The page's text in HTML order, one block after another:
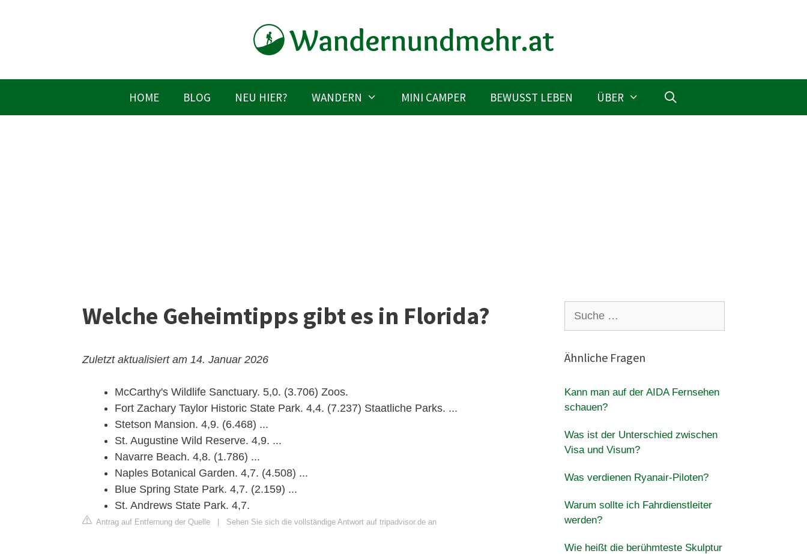
HOME BLOG NEU HIER? WANDERN MINI CAMPER BEWUSST LEBEN ÜBER
Welche Geheimtipps gibt es in Florida?
Zuletzt aktualisiert am 14. Januar 2026
McCarthy's Wildlife Sanctuary. 5,0. (3.706) Zoos.
Fort Zachary Taylor Historic State Park. 4,4. (7.237) Staatliche Parks. ...
Stetson Mansion. 4,9. (6.468) ...
St. Augustine Wild Reserve. 4,9. ...
Navarre Beach. 4,8. (1.786) ...
Naples Botanical Garden. 4,7. (4.508) ...
Blue Spring State Park. 4,7. (2.159) ...
St. Andrews State Park. 4,7.
Antrag auf Entfernung der Quelle Sehen Sie sich die vollständige Antwort auf tripadvisor.de an
nach:
Ähnliche Fragen
Kann man auf der AIDA Fernsehen
schauen?
Was ist der Unterschied zwischen
Visa und Visum?
Was verdienen Ryanair-Piloten?
Warum sollte ich Fahrdienstleiter
werden?
Wie heißt die berühmteste Skulptur